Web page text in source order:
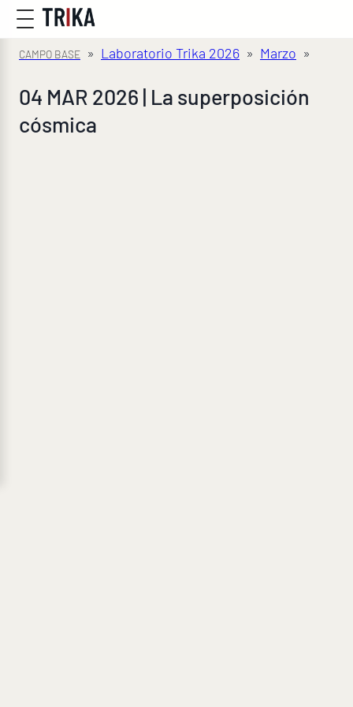
» Laboratorio Trika 2026 » Marzo »
04 MAR 2026 | La superposición
cósmica